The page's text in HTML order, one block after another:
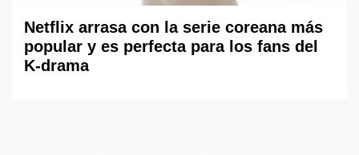
Netflix arrasa con la serie coreana más
popular y es perfecta para los fans del
K-drama